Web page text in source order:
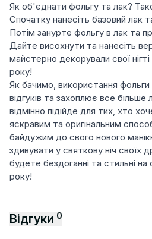
Як об'єднати фольгу та лак?
Спочатку нанесіть базовий лак
Потім занурте фольгу в лак та
Дайте висохнути та нанесіть
майстерно декорували свої
року!
Як бачимо, використання
відгуків та захоплює все
відмінно підійде для тих, хто
яскравим та оригінальним
байдужим до свого нового
здивувати у святкову ніч своїх
будете бездоганні та стильні на
року!
Відгуки 0